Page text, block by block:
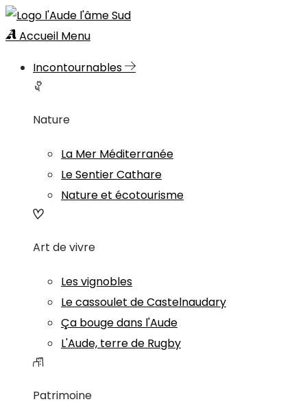
Accueil Menu
Incontournables
Nature
La Mer Méditerranée
Le Sentier Cathare
Nature et écotourisme
Art de vivre
Les vignobles
Le cassoulet de Castelnaudary
Ça bouge dans l'Aude
L'Aude, terre de Rugby
Patrimoine